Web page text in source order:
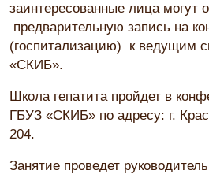
заинтересованные лица могут
предварительную запись на
(госпитализацию) к ведущим
«СКИБ».
Школа гепатита пройдет в
ГБУЗ «СКИБ» по адресу: г.
204.
Занятие проведет